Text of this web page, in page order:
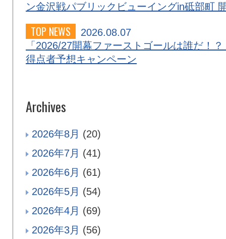
ン金沢戦パブリックビューイングin砥部町
TOP NEWS
2026.08.07
「2026/27開幕ファーストゴールは誰だ！？
得点者予想キャンペーン
Archives
2026年8月 (20)
2026年7月 (41)
2026年6月 (61)
2026年5月 (54)
2026年4月 (69)
2026年3月 (56)